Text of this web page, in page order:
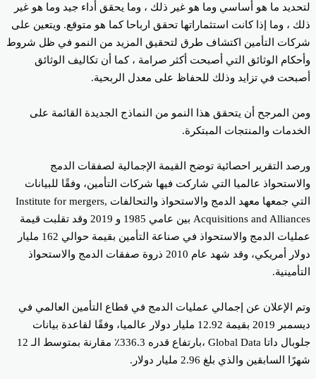
ما هو أساسي وما هو غير ذلك ، وما يحقق أداء جيد وما هو غير
، وما إذا كانت استثماراتها تحقق ارباحا كما هو متوقع. ويتعين على
التأمين اكتشاف طرق لتحقيق المزيد من النمو في ظل شروط
الوثائق التي أصبحت أكثر صرامة ، كما أن تكاليف الوثائق
في تزايد وذلك للحفاظ على معدل الربحية.
المرجح أن يتحقق هذا النمو من النماذج الجديدة القائمة على
والمنتجات المبتكرة.
التقرير احصائية توضح القيمة الإجمالية لصفقات الدمج
عالميا التي شاركت فيها شركات التأمين، وفقًا للبيانات
التي جمعها معهد الدمج والاستحواذ والتحالفات Institute for mergers,
Acquisitions and Alliances بين عامي 1985 و 2019 وقد تقلبت قيمة
عمليات الدمج والاستحواذ في صناعة التأمين بقيمة حوالي 162 مليار
دولار أمريكي، وقد شهد عام 2010 ذروة صفقات الدمج والاستحواذ
الإعلان عن إجمالي عمليات الدمج في قطاع التأمين العالمي في
ديسمبر 2019 بقيمة 12.92 مليار دولار عالميا، وفقًا لقاعدة بيانات
جلوبال داتا Global Data ،بارتفاع قدره 336.3٪ مقارنة بمتوسط الـ 12
السابقين والذي بلغ 2.96 مليار دولار.